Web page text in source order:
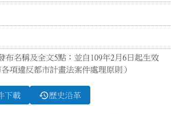
布名稱及全文5點；並自109年2月6日起生效
項違反都市計畫法案件處理原則）
下載 history歷史沿革